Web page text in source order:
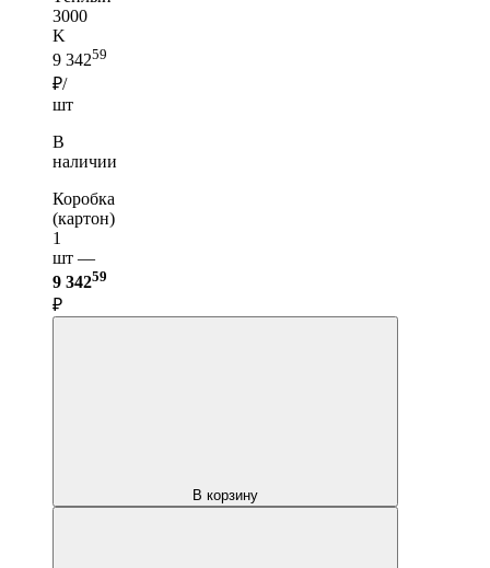
3000
K
9 34259
₽/
шт
В
наличии
Коробка
(картон)
1
шт —
9 34259
₽
В корзину